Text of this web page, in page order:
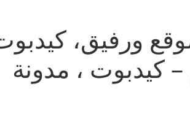
ورفيق،
كيدبوت ، مدونة